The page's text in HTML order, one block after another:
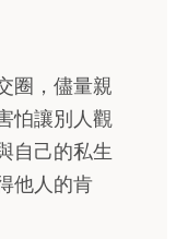
圈，儘量親
怕讓別人觀
自己的私生
他人的肯